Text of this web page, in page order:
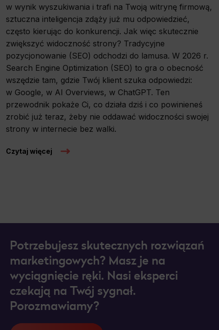
w wynik wyszukiwania i trafi na Twoją witrynę firmową,
sztuczna inteligencja zdąży już mu odpowiedzieć,
często kierując do konkurencji. Jak więc skutecznie
zwiększyć widoczność strony? Tradycyjne
pozycjonowanie (SEO) odchodzi do lamusa. W 2026 r.
Search Engine Optimization (SEO) to gra o obecność
wszędzie tam, gdzie Twój klient szuka odpowiedzi:
w Google, w AI Overviews, w ChatGPT. Ten
przewodnik pokaże Ci, co działa dziś i co powinieneś
zrobić już teraz, żeby nie oddawać widoczności swojej
strony w internecie bez walki.
Czytaj więcej
Potrzebujesz skutecznych rozwiązań
marketingowych? Masz je na
wyciągnięcie ręki. Nasi eksperci
czekają na Twój sygnał.
Porozmawiamy?